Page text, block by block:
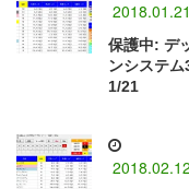
2018.01.21
保護中: デ
ンシステム
1/21
2018.02.12